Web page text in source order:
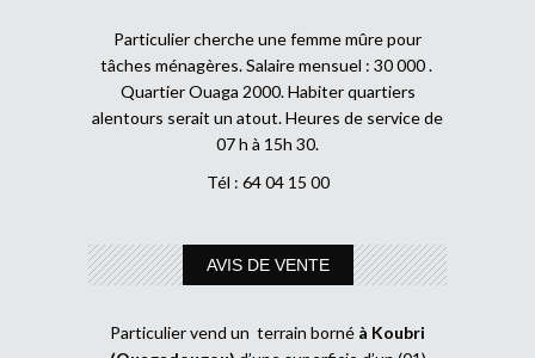
Particulier cherche une femme mûre pour
tâches ménagères. Salaire mensuel : 30 000 .
Quartier Ouaga 2000. Habiter quartiers
alentours serait un atout. Heures de service de
07 h à 15h 30.
Tél : 64 04 15 00
AVIS DE VENTE
Particulier vend un terrain borné à Koubri